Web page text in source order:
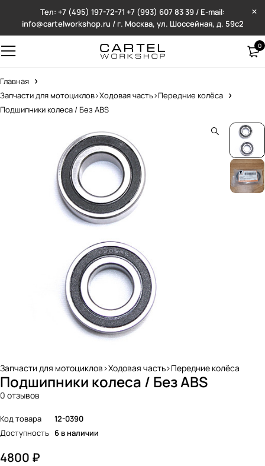
Тел: +7 (495) 197-72-71 +7 (993) 607 83 39 / E-mail:
info@cartelworkshop.ru / г. Москва, ул. Шоссейная, д. 59с2
0
Главная
Запчасти для мотоциклов>Ходовая часть>Передние колёса
Подшипники колеса / Без ABS
Запчасти для мотоциклов>Ходовая часть>Передние колёса
Подшипники колеса / Без ABS
0 отзывов
Код товара
12-0390
Доступность 6 в наличии
4800 ₽